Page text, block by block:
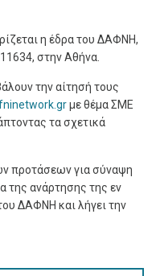
η έδρα του ΔΑΦΝΗ,
στην Αθήνα.
την αίτησή τους
με θέμαΣΜΕ
τα σχετικά
προτάσεων για σύναψη
της ανάρτησης της εν
ΔΑΦΝΗ και λήγει την